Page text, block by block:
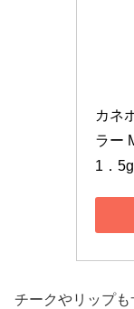
カネ
ラー
1．5g
チークやリップ